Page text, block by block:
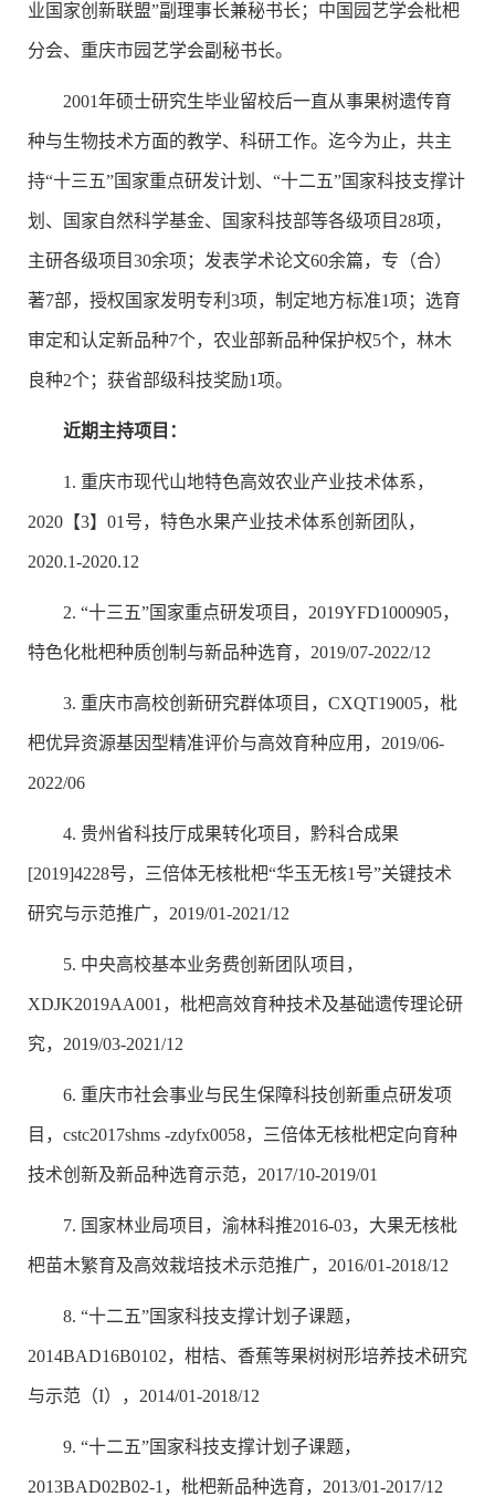
业国家创新联盟”副理事长兼秘书长；中国园艺学会枇杷
分会、重庆市园艺学会副秘书长。
2001年硕士研究生毕业留校后一直从事果树遗传育
种与生物技术方面的教学、科研工作。迄今为止，共主
持“十三五”国家重点研发计划、“十二五”国家科技支撑计
划、国家自然科学基金、国家科技部等各级项目28项，
主研各级项目30余项；发表学术论文60余篇，专（合）
著7部，授权国家发明专利3项，制定地方标准1项；选育
审定和认定新品种7个，农业部新品种保护权5个，林木
良种2个；获省部级科技奖励1项。
近期主持项目：
1. 重庆市现代山地特色高效农业产业技术体系，
2020【3】01号，特色水果产业技术体系创新团队，
2020.1-2020.12
2. “十三五”国家重点研发项目，2019YFD1000905，
特色化枇杷种质创制与新品种选育，2019/07-2022/12
3. 重庆市高校创新研究群体项目，CXQT19005，枇
杷优异资源基因型精准评价与高效育种应用，2019/06-
2022/06
4. 贵州省科技厅成果转化项目，黔科合成果
[2019]4228号，三倍体无核枇杷“华玉无核1号”关键技术
研究与示范推广，2019/01-2021/12
5. 中央高校基本业务费创新团队项目，
XDJK2019AA001，枇杷高效育种技术及基础遗传理论研
究，2019/03-2021/12
6. 重庆市社会事业与民生保障科技创新重点研发项
目，cstc2017shms -zdyfx0058，三倍体无核枇杷定向育种
技术创新及新品种选育示范，2017/10-2019/01
7. 国家林业局项目，渝林科推2016-03，大果无核枇
杷苗木繁育及高效栽培技术示范推广，2016/01-2018/12
8. “十二五”国家科技支撑计划子课题，
2014BAD16B0102，柑桔、香蕉等果树树形培养技术研究
与示范（I），2014/01-2018/12
9. “十二五”国家科技支撑计划子课题，
2013BAD02B02-1，枇杷新品种选育，2013/01-2017/12